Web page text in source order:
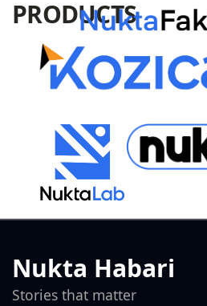
PRODUCTS
Nukta Habari
Stories that matter